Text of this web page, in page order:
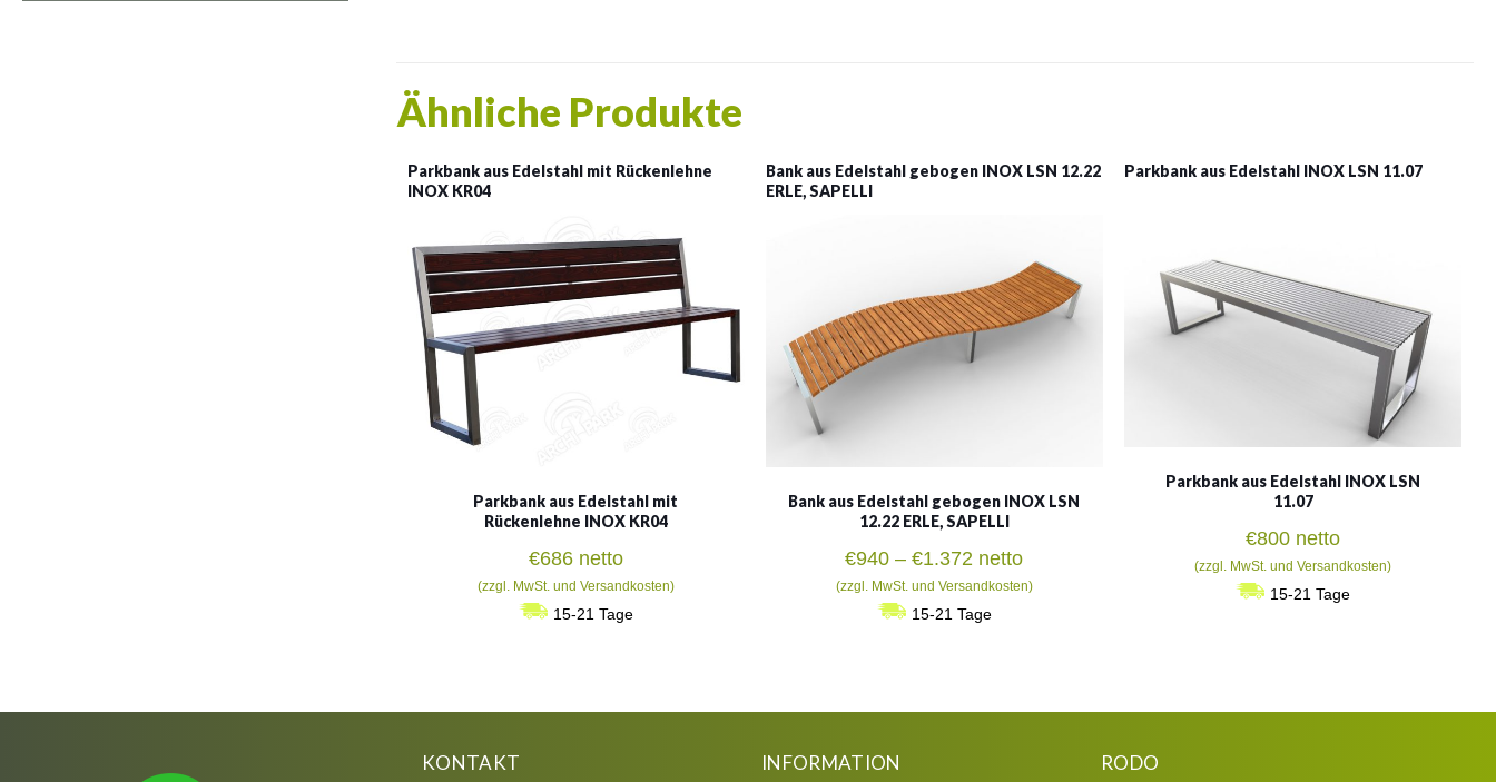
Ähnliche Produkte
Parkbank aus Edelstahl mit Rückenlehne
INOX KR04
Parkbank aus Edelstahl mit
Rückenlehne INOX KR04
€686 netto
(zzgl. MwSt. und Versandkosten)
15-21 Tage
Bank aus Edelstahl gebogen INOX LSN 12.22
ERLE, SAPELLI
Bank aus Edelstahl gebogen INOX LSN
12.22 ERLE, SAPELLI
€940 –€1.372 Preisspanne:
€940
bis
netto
(zzgl. MwSt. und Versandkosten)
15-21 Tage
Parkbank aus Edelstahl INOX LSN 11.07
Parkbank aus Edelstahl INOX LSN
11.07
€800 netto
(zzgl. MwSt. und Versandkosten)
15-21 Tage
KONTAKT INFORMATION RODO